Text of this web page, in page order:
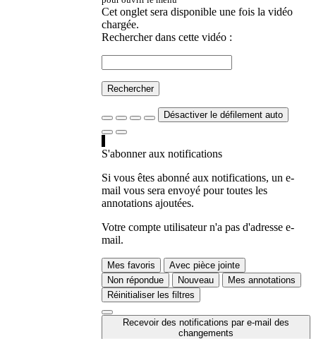
Cet onglet sera disponible une fois la vidéo
chargée.
Rechercher dans cette vidéo :
Rechercher
Désactiver le défilement auto
S'abonner aux notifications
Si vous êtes abonné aux notifications, un e-
mail vous sera envoyé pour toutes les
annotations ajoutées.
Votre compte utilisateur n'a pas d'adresse e-
mail.
Mes favoris
Avec pièce jointe
Non répondue
Nouveau
Mes annotations
Réinitialiser les filtres
Recevoir des notifications par e-mail des
changements